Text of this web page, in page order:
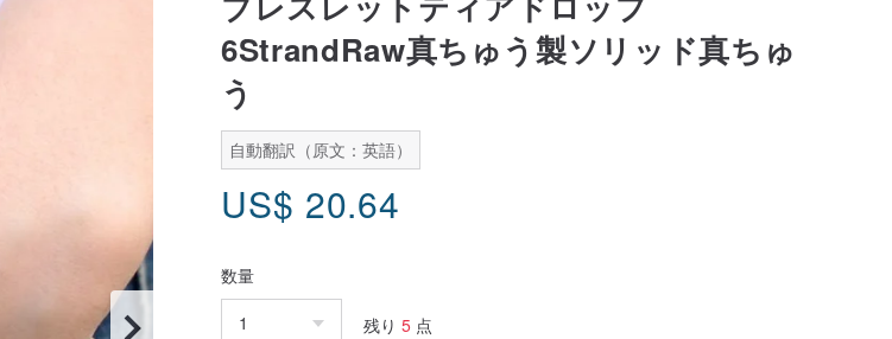
6StrandRaw真ちゅう製ソリッド真ちゅ
う
自動翻訳（原文：英語）
US$ 20.64
数量
残り 5 点